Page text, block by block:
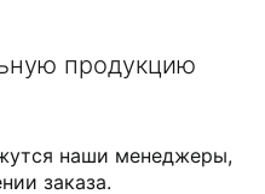
продукцию
наши менеджеры,
заказа.